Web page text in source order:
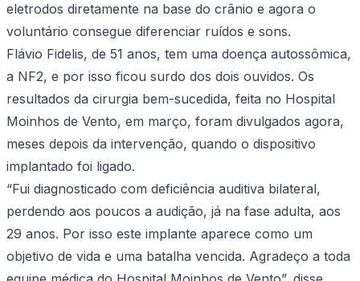
eletrodos diretamente na base do crânio e agora o
voluntário consegue diferenciar ruídos e sons.
Flávio Fidelis, de 51 anos, tem uma doença autossômica,
a NF2, e por isso ficou surdo dos dois ouvidos. Os
resultados da cirurgia bem-sucedida, feita no Hospital
Moinhos de Vento, em março, foram divulgados agora,
meses depois da intervenção, quando o dispositivo
implantado foi ligado.
“Fui diagnosticado com deficiência auditiva bilateral,
perdendo aos poucos a audição, já na fase adulta, aos
29 anos. Por isso este implante aparece como um
objetivo de vida e uma batalha vencida. Agradeço a toda